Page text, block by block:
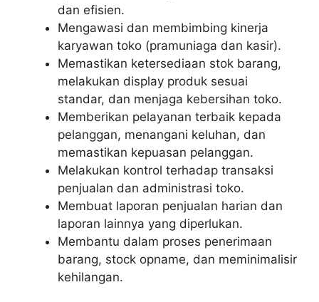
dan efisien.
Mengawasi dan membimbing kinerja
karyawan toko (pramuniaga dan kasir).
Memastikan ketersediaan stok barang,
melakukan display produk sesuai
standar, dan menjaga kebersihan toko.
Memberikan pelayanan terbaik kepada
pelanggan, menangani keluhan, dan
memastikan kepuasan pelanggan.
Melakukan kontrol terhadap transaksi
penjualan dan administrasi toko.
Membuat laporan penjualan harian dan
laporan lainnya yang diperlukan.
Membantu dalam proses penerimaan
barang, stock opname, dan meminimalisir
kehilangan.